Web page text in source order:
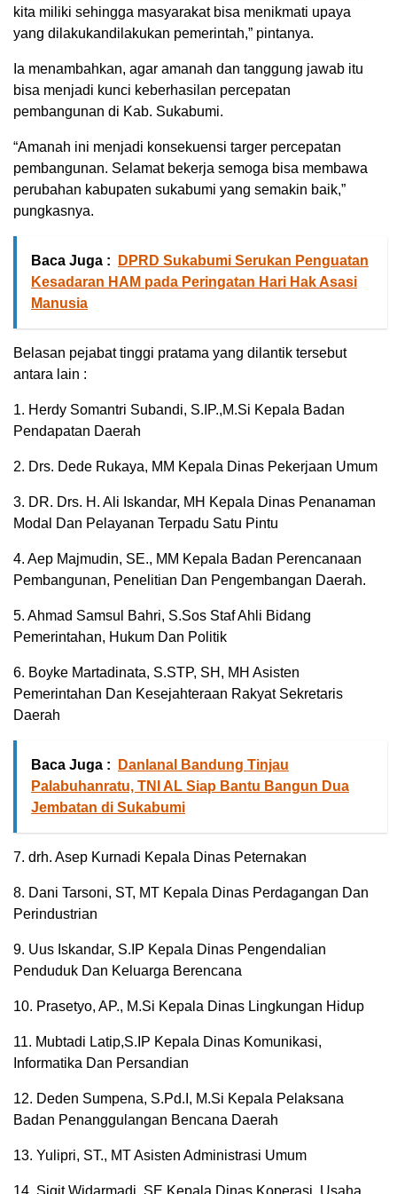
kita miliki sehingga masyarakat bisa menikmati upaya
yang dilakukandilakukan pemerintah,” pintanya.
Ia menambahkan, agar amanah dan tanggung jawab itu
bisa menjadi kunci keberhasilan percepatan
pembangunan di Kab. Sukabumi.
“Amanah ini menjadi konsekuensi targer percepatan
pembangunan. Selamat bekerja semoga bisa membawa
perubahan kabupaten sukabumi yang semakin baik,”
pungkasnya.
Baca Juga :
DPRD Sukabumi Serukan Penguatan
Kesadaran HAM pada Peringatan Hari Hak Asasi
Manusia
Belasan pejabat tinggi pratama yang dilantik tersebut
antara lain :
1. Herdy Somantri Subandi, S.IP.,M.Si Kepala Badan
Pendapatan Daerah
2. Drs. Dede Rukaya, MM Kepala Dinas Pekerjaan Umum
3. DR. Drs. H. Ali Iskandar, MH Kepala Dinas Penanaman
Modal Dan Pelayanan Terpadu Satu Pintu
4. Aep Majmudin, SE., MM Kepala Badan Perencanaan
Pembangunan, Penelitian Dan Pengembangan Daerah.
5. Ahmad Samsul Bahri, S.Sos Staf Ahli Bidang
Pemerintahan, Hukum Dan Politik
6. Boyke Martadinata, S.STP, SH, MH Asisten
Pemerintahan Dan Kesejahteraan Rakyat Sekretaris
Daerah
Baca Juga :
Danlanal Bandung Tinjau
Palabuhanratu, TNI AL Siap Bantu Bangun Dua
Jembatan di Sukabumi
7. drh. Asep Kurnadi Kepala Dinas Peternakan
8. Dani Tarsoni, ST, MT Kepala Dinas Perdagangan Dan
Perindustrian
9. Uus Iskandar, S.IP Kepala Dinas Pengendalian
Penduduk Dan Keluarga Berencana
10. Prasetyo, AP., M.Si Kepala Dinas Lingkungan Hidup
11. Mubtadi Latip,S.IP Kepala Dinas Komunikasi,
Informatika Dan Persandian
12. Deden Sumpena, S.Pd.I, M.Si Kepala Pelaksana
Badan Penanggulangan Bencana Daerah
13. Yulipri, ST., MT Asisten Administrasi Umum